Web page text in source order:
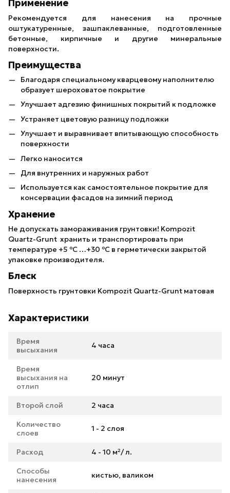
Применение
Рекомендуется для нанесения на прочные
оштукатуренные, зашпаклеванные, подготовленные
бетонные, кирпичные и другие минеральные
поверхности.
Преимущества
Благодаря специальному кварцевому наполнителю
образует шероховатое покрытие
Улучшает адгезию финишных покрытий к подложке
Устраняет цветовую разницу подложки
Улучшает и выравнивает впитывающую способность
поверхности
Легко наносится
Для внутренних и наружных работ
Используется как самостоятельное покрытие для
консервации фасадов на зимний период
Хранение
Не допускать замораживания грунтовки! Kompozit
Quartz-Grunt хранить и транспортировать при
температуре +5 ºС …+30 ºС в герметически закрытой
упаковке производителя.
Блеск
Поверхность грунтовки Kompozit Quartz-Grunt матовая
Характеристики
Время
высыхания
4 часа
Время
высыхания на
отлип
20 минут
Второй слой 2 часа
Количество
слоев
1 - 2 слоя
Расход 4 - 10 м²/ л.
Способы
нанесения
кистью, валиком